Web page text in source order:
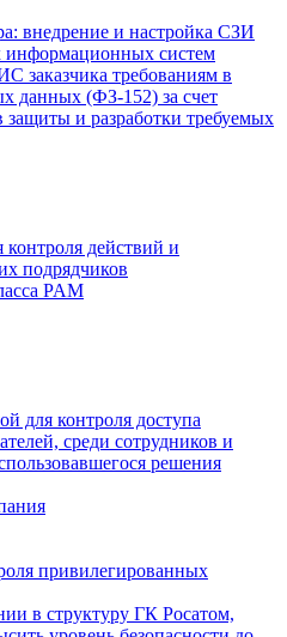
внедрение и настройка СЗИ
информационных систем
заказчика требованиям в
данных (ФЗ-152) за счет
защиты и разработки требуемых
действий и
подрядчиков
PAM
для контроля доступа
среди сотрудников и
решения
привилегированных
в структуру ГК Росатом,